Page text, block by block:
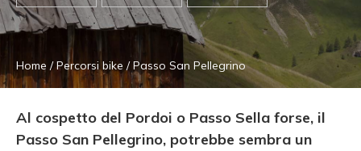
Home /Percorsi bike /Passo San Pellegrino
Al cospetto del Pordoi o Passo Sella forse, il
Passo San Pellegrino, potrebbe sembra un